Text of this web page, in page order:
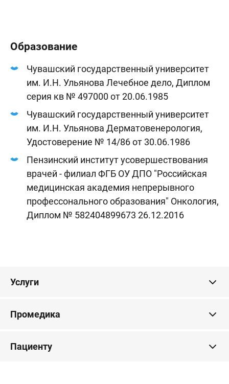
Образование
Чувашский государственный университет
им. И.Н. Ульянова Лечебное дело, Диплом
серия кв № 497000 от 20.06.1985
Чувашский государственный университет
им. И.Н. Ульянова Дерматовенерология,
Удостоверение № 14/86 от 30.06.1986
Пензинский институт усовершествования
врачей - филиал ФГБ ОУ ДПО "Российская
медицинская академия непрерывного
профессонального образования" Онкология,
Диплом № 582404899673 26.12.2016
Услуги
Промедика
Пациенту